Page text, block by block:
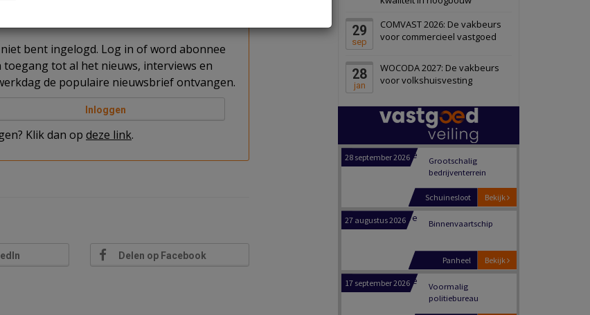
bent ingelogd. Log in of word abonnee
tot al het nieuws, interviews en
de populaire nieuwsbrief ontvangen.
Inloggen
Klik dan op deze link.
Delen op Facebook
29
sep
COMVAST 2026: De vakbeurs
voor commercieel vastgoed
28
jan
WOCODA 2027: De vakbeurs
voor volkshuisvesting
Schiedam
22 september 2026 Attractiepark
Bekijk
Oranje
28 september 2026
bedrijventerrein
Schuinesloot
27 augustus 2026 Binnenvaartschip
Bekijk
Panheel
17 september 2026
Voormalig
Bekijk
Dordrecht
17 september 2026
Voormalig
politiebureau